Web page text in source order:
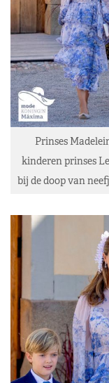
Prinses
kinderen prinses
bij de doop van